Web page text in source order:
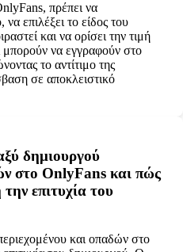
πρέπει να
επιλέξει το είδος του
και να ορίσει την τιμή
να εγγραφούν στο
το αντίτιμο της
σε αποκλειστικό
δημιουργού
στο OnlyFans και πώς
επιτυχία του
και οπαδών στο